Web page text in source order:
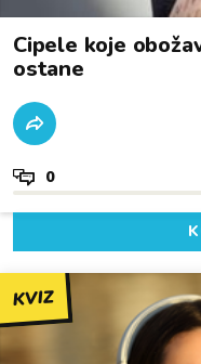
Cipele koje
ostane
0
KVIZ